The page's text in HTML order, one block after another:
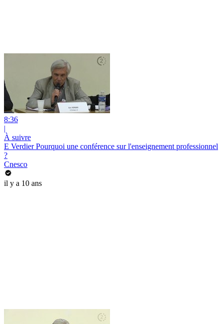
8:36
|
À suivre
E Verdier Pourquoi une conférence sur l'enseignement professionnel
?
Cnesco
il y a 10 ans